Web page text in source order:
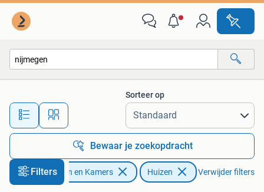
Alle afstanden…
Sorteer op
Bewaar je zoekopdracht
FiltersHuizen en Kamers Huizen Verwijder filters